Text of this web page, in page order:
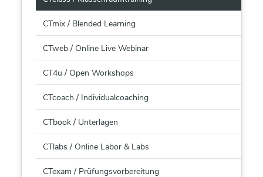
CTmix / Blended Learning
CTweb / Online Live Webinar
CT4u / Open Workshops
CTcoach / Individualcoaching
CTbook / Unterlagen
CTlabs / Online Labor & Labs
CTexam / Prüfungsvorbereitung